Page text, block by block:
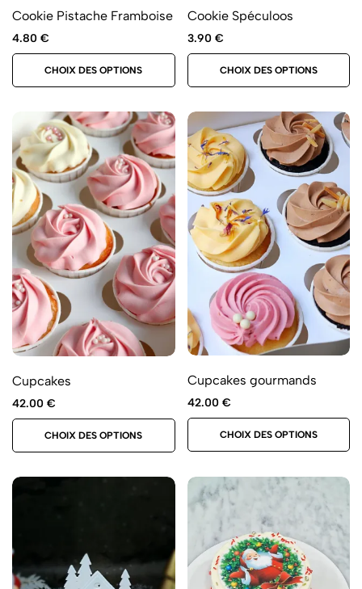
Cookie Pistache Framboise
4.80 €
CHOIX DES OPTIONS
Cookie Spéculoos
3.90 €
CHOIX DES OPTIONS
Cupcakes
42.00 €
CHOIX DES OPTIONS
Cupcakes gourmands
42.00 €
CHOIX DES OPTIONS